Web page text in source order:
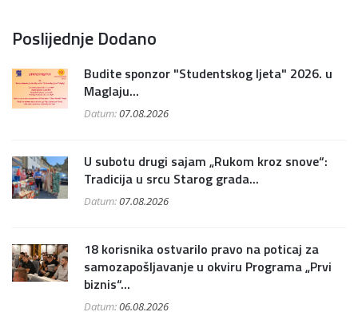
Poslijednje Dodano
Budite sponzor "Studentskog ljeta" 2026. u
Maglaju...
Datum:07.08.2026
U subotu drugi sajam „Rukom kroz snove“:
Tradicija u srcu Starog grada...
Datum:07.08.2026
18 korisnika ostvarilo pravo na poticaj za
samozapošljavanje u okviru Programa „Prvi
biznis“...
Datum:06.08.2026